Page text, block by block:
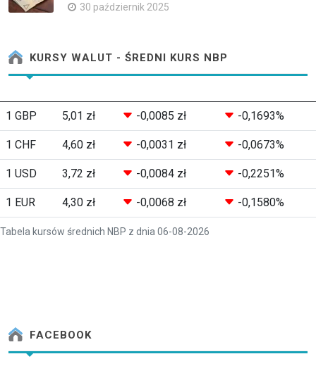
30 październik 2025
KURSY WALUT - ŚREDNI KURS NBP
Tabela kursów średnich NBP z dnia 06-08-2026
1 GBP 5,01 zł -0,0085 zł -0,1693%
1 CHF 4,60 zł -0,0031 zł -0,0673%
1 USD 3,72 zł -0,0084 zł -0,2251%
1 EUR 4,30 zł -0,0068 zł -0,1580%
FACEBOOK